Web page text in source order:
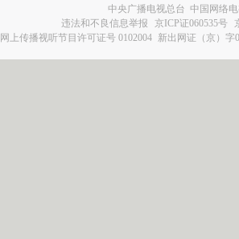
中央广播电视总台 中国网络
违法和不良信息举报
京ICP证060535号
网上传播视听节目许可证号 0102004 新出网证（京）